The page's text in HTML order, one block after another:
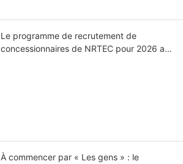
Le programme de recrutement de
concessionnaires de NRTEC pour 2026 a
À commencer par « Les gens » : le